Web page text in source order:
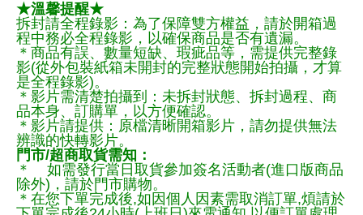
★溫馨提醒★
拆封請全程錄影：為了保障雙方權益，請於開箱過
程中務必全程錄影，以確保商品是否有遺漏。
＊商品有誤、數量短缺、瑕疵品等，需提供完整錄
影(從外包裝紙箱未開封的完整狀態開始拍攝，才算
是全程錄影)。
＊影片需清楚拍攝到：未拆封狀態、拆封過程、商
品本身、訂購單，以方便確認。
＊影片請提供：原檔清晰開箱影片，請勿提供無法
辨識的快轉影片。
門市/超商取貨需知：
＊ 如需發行當日取貨參加簽名活動者(進口版商品
除外)，請於門市購物。
＊在您下單完成後,如因個人因素需取消訂單,煩請於